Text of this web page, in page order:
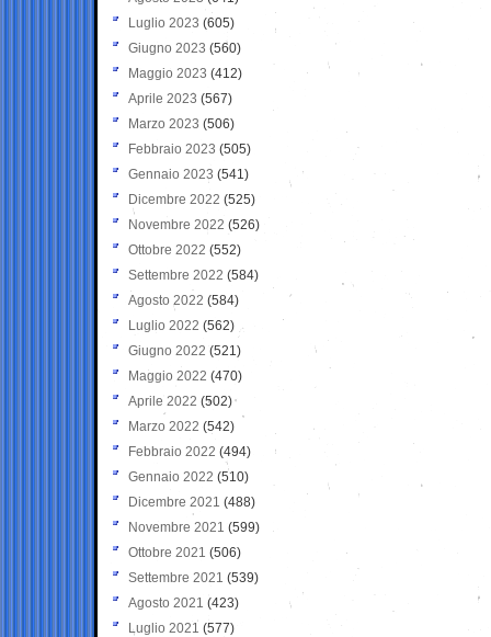
Luglio 2023 (605)
Giugno 2023 (560)
Maggio 2023 (412)
Aprile 2023 (567)
Marzo 2023 (506)
Febbraio 2023 (505)
Gennaio 2023 (541)
Dicembre 2022 (525)
Novembre 2022 (526)
Ottobre 2022 (552)
Settembre 2022 (584)
Agosto 2022 (584)
Luglio 2022 (562)
Giugno 2022 (521)
Maggio 2022 (470)
Aprile 2022 (502)
Marzo 2022 (542)
Febbraio 2022 (494)
Gennaio 2022 (510)
Dicembre 2021 (488)
Novembre 2021 (599)
Ottobre 2021 (506)
Settembre 2021 (539)
Agosto 2021 (423)
Luglio 2021 (577)